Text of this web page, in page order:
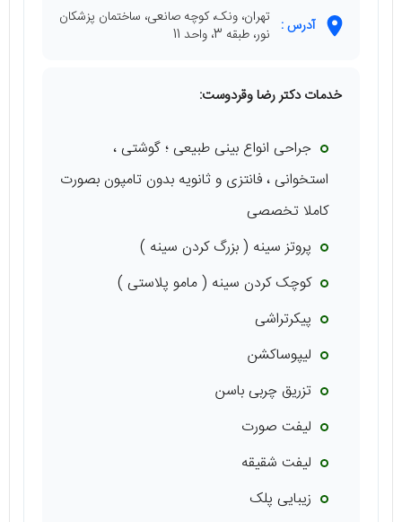
آدرس : تهران، ونک، کوچه صانعی، ساختمان پزشکان
نور، طبقه 3، واحد 11
خدمات دکتر رضا وقردوست:
جراحی انواع بینی طبیعی ؛ گوشتی ،
استخوانی ، فانتزی و ثانویه بدون تامپون بصورت
کاملا تخصصی
پروتز سینه ( بزرگ کردن سینه )
کوچک‌ کردن سینه ( مامو پلاستی )
پیکرتراشی
لیپوساکشن
تزریق چربی باسن
لیفت صورت
لیفت شقیقه
زیبایی پلک